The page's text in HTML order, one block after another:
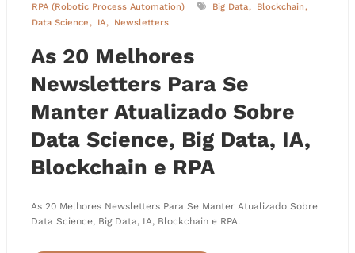
RPA (Robotic Process Automation)
Big Data
Blockchain
Data Science
IA Newsletters
As 20 Melhores
Newsletters Para Se
Manter Atualizado Sobre
Data Science, Big Data, IA,
Blockchain e RPA
As 20 Melhores Newsletters Para Se Manter Atualizado Sobre
Data Science, Big Data, IA, Blockchain e RPA.